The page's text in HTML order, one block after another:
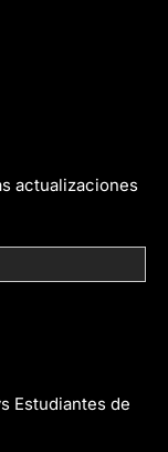
actualizaciones
Estudiantes de